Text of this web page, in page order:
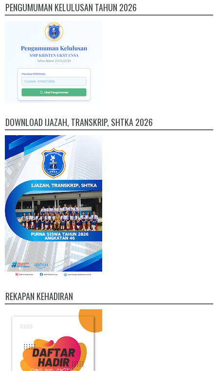
PENGUMUMAN KELULUSAN TAHUN 2026
DOWNLOAD IJAZAH, TRANSKRIP, SHTKA 2026
REKAPAN KEHADIRAN